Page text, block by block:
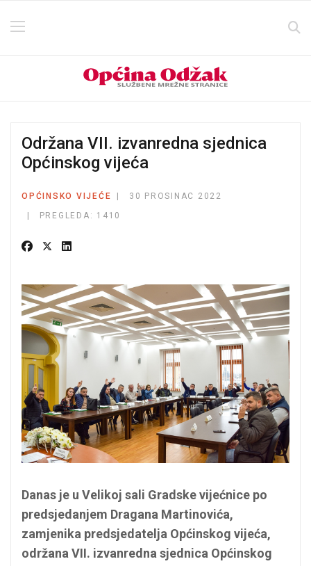
Održana VII. izvanredna sjednica
Općinskog vijeća
OPĆINSKO VIJEĆE
30 PROSINAC 2022
PREGLEDA: 1410
Danas je u Velikoj sali Gradske vijećnice po
predsjedanjem Dragana Martinovića,
zamjenika predsjedatelja Općinskog vijeća,
održana VII. izvanredna sjednica Općinskog